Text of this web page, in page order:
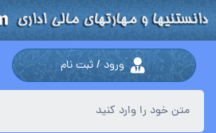
ورود / ثبت نام